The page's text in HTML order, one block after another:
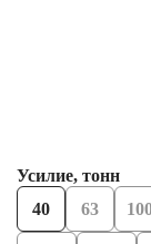
Усилие, тонн
40
63